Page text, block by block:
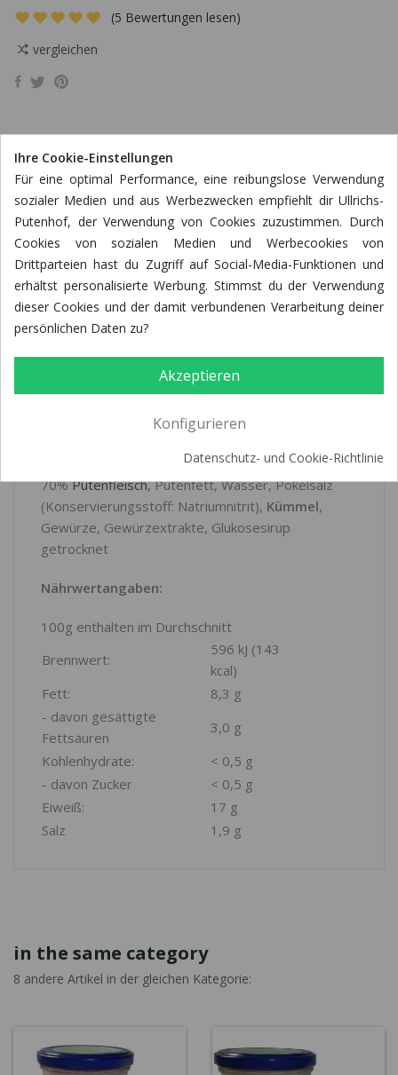
(5 Bewertungen lesen)
vergleichen
BESCHREIBUNG
ARTIKELDETAILS
BEWERTUNGEN (5)
Beschreibung:
Leckere Wurst im Ring mit Oberkeulenstückchen
70%Putenfleisch, Putenfett, Wasser, Pökelsalz
(Konservierungsstoff: Natriumnitrit), Kümmel,
Gewürze, Gewürzextrakte, Glukosesirup
getrocknet
Nährwertangaben:
100g enthalten im Durchschnitt
Brennwert:
596 kJ (143
kcal)
Fett:
8,3 g
- davon gesättigte
Fettsäuren
3,0 g
Kohlenhydrate:
< 0,5 g
- davon Zucker
< 0,5 g
Eiweiß:
17 g
Salz
1,9 g
in the same category
8 andere Artikel in der gleichen Kategorie:
Ihre Cookie-Einstellungen
Für eine optimal Performance, eine reibungslose Verwendung
sozialer Medien und aus Werbezwecken empfiehlt dir Ullrichs-
Putenhof, der Verwendung von Cookies zuzustimmen. Durch
Cookies von sozialen Medien und Werbecookies von
Drittparteien hast du Zugriff auf Social-Media-Funktionen und
erhältst personalisierte Werbung. Stimmst du der Verwendung
dieser Cookies und der damit verbundenen Verarbeitung deiner
persönlichen Daten zu?
Akzeptieren
Konfigurieren
Datenschutz- und Cookie-Richtlinie